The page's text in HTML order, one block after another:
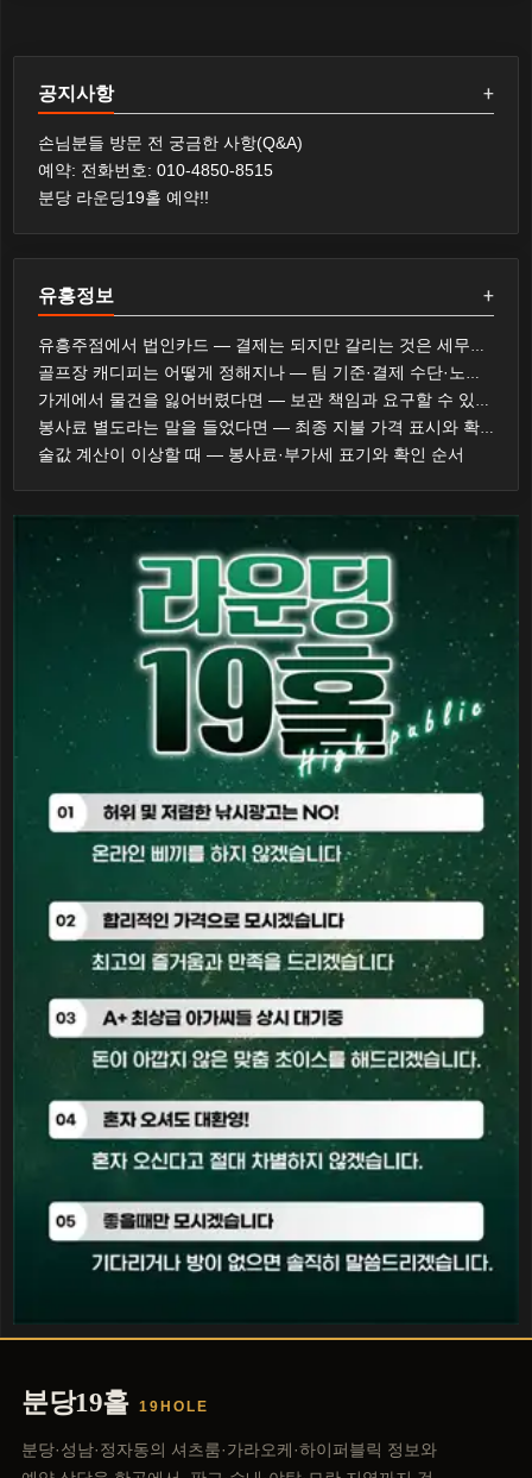
+
공지사항
손님분들 방문 전 궁금한 사항(Q&A)
예약: 전화번호: 010-4850-8515
분당 라운딩19홀 예약!!
+
유흥정보
유흥주점에서 법인카드 — 결제는 되지만 갈리는 것은 세무와 사규다
골프장 캐디피는 어떻게 정해지나 — 팀 기준·결제 수단·노캐디 선택
가게에서 물건을 잃어버렸다면 — 보관 책임과 요구할 수 있는 것
봉사료 별도라는 말을 들었다면 — 최종 지불 가격 표시와 확인 순서
술값 계산이 이상할 때 — 봉사료·부가세 표기와 확인 순서
분당19홀 19HOLE
분당·성남·정자동의 셔츠룸·가라오케·하이퍼블릭 정보와